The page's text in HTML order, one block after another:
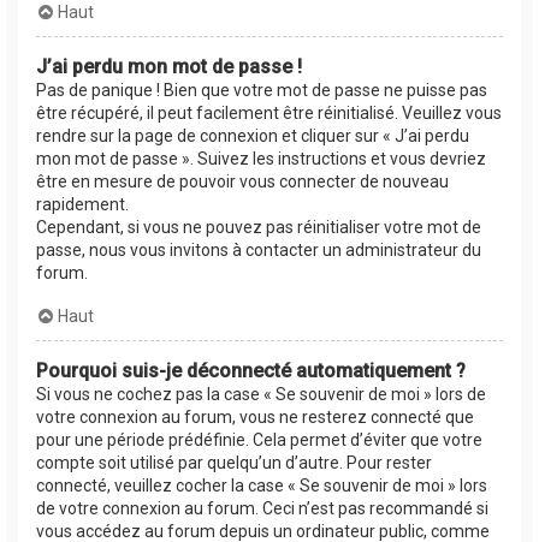
Haut
J’ai perdu mon mot de passe !
Pas de panique ! Bien que votre mot de passe ne puisse pas
être récupéré, il peut facilement être réinitialisé. Veuillez vous
rendre sur la page de connexion et cliquer sur « J’ai perdu
mon mot de passe ». Suivez les instructions et vous devriez
être en mesure de pouvoir vous connecter de nouveau
rapidement.
Cependant, si vous ne pouvez pas réinitialiser votre mot de
passe, nous vous invitons à contacter un administrateur du
forum.
Haut
Pourquoi suis-je déconnecté automatiquement ?
Si vous ne cochez pas la case « Se souvenir de moi » lors de
votre connexion au forum, vous ne resterez connecté que
pour une période prédéfinie. Cela permet d’éviter que votre
compte soit utilisé par quelqu’un d’autre. Pour rester
connecté, veuillez cocher la case « Se souvenir de moi » lors
de votre connexion au forum. Ceci n’est pas recommandé si
vous accédez au forum depuis un ordinateur public, comme